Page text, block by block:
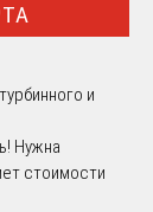
и
Нужна
стоимости